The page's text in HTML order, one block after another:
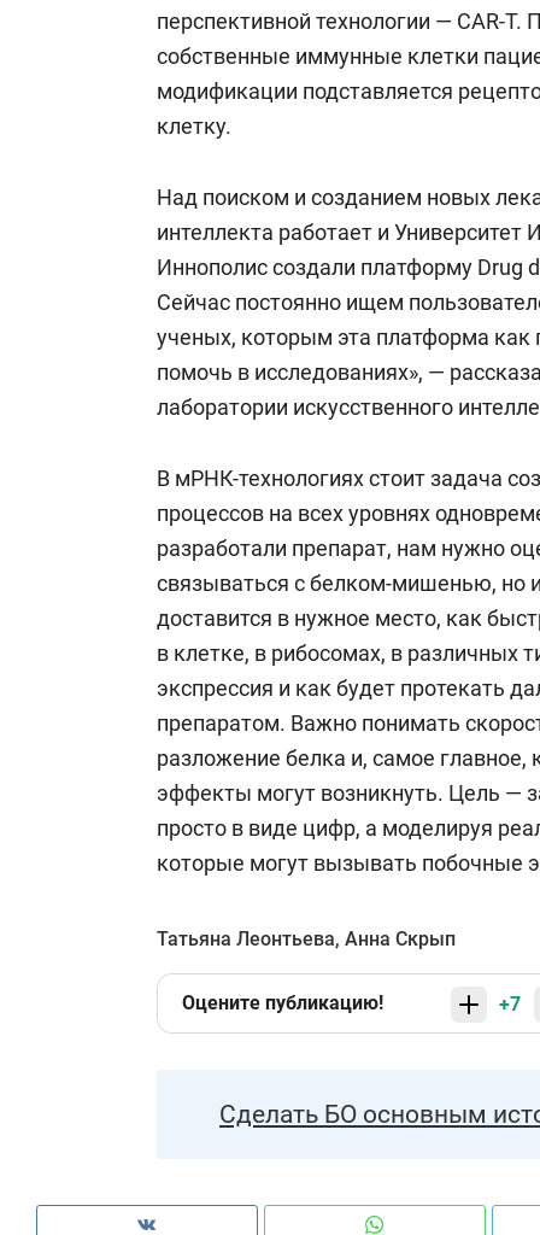
перспективной технологии — CAR-
собственные иммунные клетки
модификации подставляется
клетку.
Над поиском и созданием новых
интеллекта работает и
Иннополис создали платформу Drug
Сейчас постоянно ищем
ученых, которым эта платформа
помочь в исследованиях», —
лаборатории искусственного
В мРНК-технологиях стоит задача
процессов на всех уровнях
разработали препарат, нам нужно
связываться с белком-мишенью, но
доставится в нужное место, как
в клетке, в рибосомах, в различных
экспрессия и как будет протекать
препаратом. Важно понимать
разложение белка и, самое
эффекты могут возникнуть. Цель —
просто в виде цифр, а моделируя
которые могут вызывать побочные
Татьяна Леонтьева, Анна Скрып
Оцените публикацию! +7
Сделать БО основным